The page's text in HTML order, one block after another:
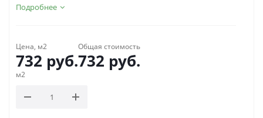
Подробнее
Цена, м2
732 руб.
Общая стоимость
732 руб.
м2